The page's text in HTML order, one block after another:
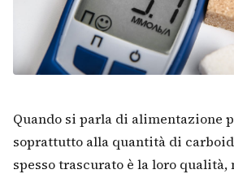
Quando si parla di alimentazione
soprattutto alla quantità di
spesso trascurato è la loro qualità,